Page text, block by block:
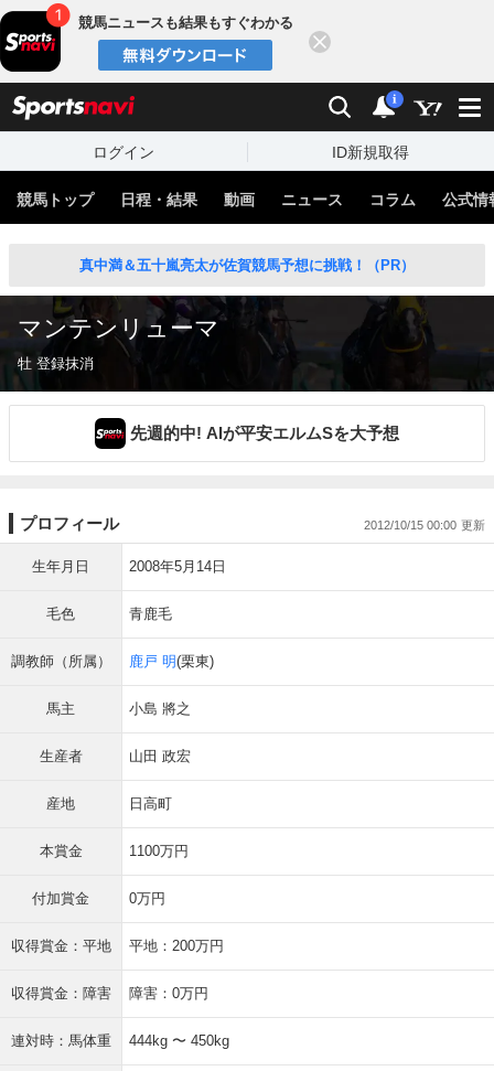
競馬ニュースも結果もすぐわかる
検索 通知
i
ログイン ID新規取得
競馬トップ 日程・結果 動画 ニュース コラム 公式情
真中満＆五十嵐亮太が佐賀競馬予想に挑戦！（PR）
マンテンリューマ
牡 登録抹消
先週的中! AIが平安エルムSを大予想
プロフィール 2012/10/15 00:00
生年月日 2008年5月14日
毛色 青鹿毛
調教師（所属） 鹿戸 明(栗東)
馬主 小島 將之
生産者 山田 政宏
産地 日高町
本賞金 1100万円
付加賞金 0万円
収得賞金：平地 平地：200万円
収得賞金：障害 障害：0万円
連対時：馬体重 444kg 〜 450kg